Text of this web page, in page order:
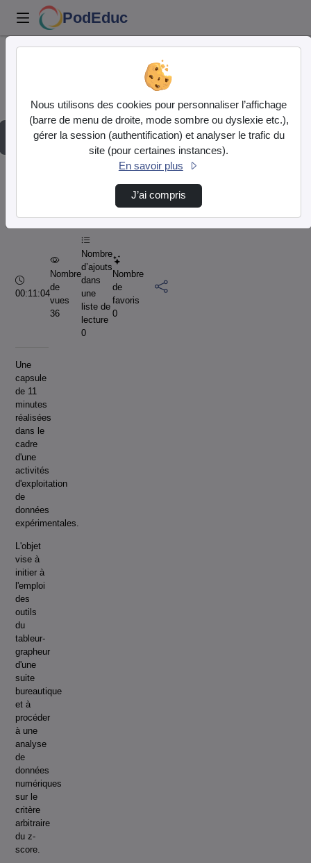
PodEduc
LibreOfficeCalc_TraitementRaisonneDesDonnees…
vidéo
Durée :
00:11:04
Nombre
de
vues
36
Nombre
d’ajouts
dans
une
liste de
lecture
0
Nombre
de
favoris
0
Une
capsule
de 11
minutes
réalisées
dans le
cadre
d'une
activités
d'exploitation
de
données
expérimentales.
L'objet
vise à
initier à
l'emploi
des
outils
du
tableur-
grapheur
d'une
suite
bureautique
et à
procéder
à une
analyse
de
données
numériques
sur le
critère
arbitraire
du z-
score.
Nous utilisons des cookies pour personnaliser l’affichage
(barre de menu de droite, mode sombre ou dyslexie etc.),
gérer la session (authentification) et analyser le trafic du
site (pour certaines instances).
En savoir plus
J’ai compris